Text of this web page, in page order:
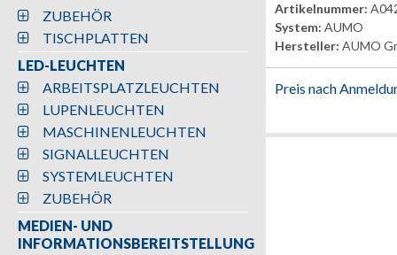
ZUBEHÖR
TISCHPLATTEN
LED-LEUCHTEN
ARBEITSPLATZLEUCHTEN
LUPENLEUCHTEN
MASCHINENLEUCHTEN
SIGNALLEUCHTEN
SYSTEMLEUCHTEN
ZUBEHÖR
MEDIEN- UND
INFORMATIONSBEREITSTELLUNG
Artikelnummer:
System: AUMO
Hersteller: AUMO
Preis nach